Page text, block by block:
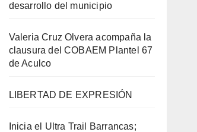
desarrollo del municipio
Valeria Cruz Olvera acompaña la
clausura del COBAEM Plantel 67
de Aculco
LIBERTAD DE EXPRESIÓN
Inicia el Ultra Trail Barrancas;